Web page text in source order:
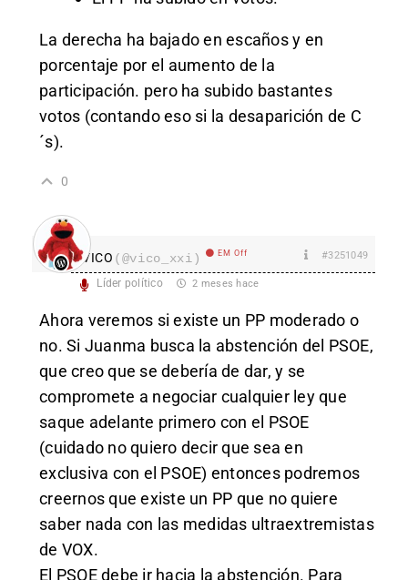
La derecha ha bajado en escaños y en
porcentaje por el aumento de la
participación. pero ha subido bastantes
votos (contando eso si la desaparición de C
´s).
0
VICO (@vico_xxi) EM Off #3251049
Líder político 2 meses hace
Ahora veremos si existe un PP moderado o
no. Si Juanma busca la abstención del PSOE,
que creo que se debería de dar, y se
compromete a negociar cualquier ley que
saque adelante primero con el PSOE
(cuidado no quiero decir que sea en
exclusiva con el PSOE) entonces podremos
creernos que existe un PP que no quiere
saber nada con las medidas ultraextremistas
de VOX.
El PSOE debe ir hacia la abstención. Para